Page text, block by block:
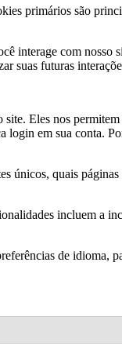
primários são
interage com nosso
suas futuras
Eles nos
em sua conta.
quais
incluem a
de